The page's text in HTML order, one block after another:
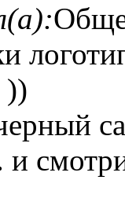
))
и